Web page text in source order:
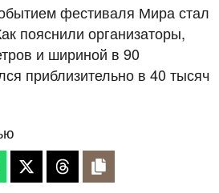
фестиваля Мира стал
пояснили организаторы,
и шириной в 90
приблизительно в 40 тысяч